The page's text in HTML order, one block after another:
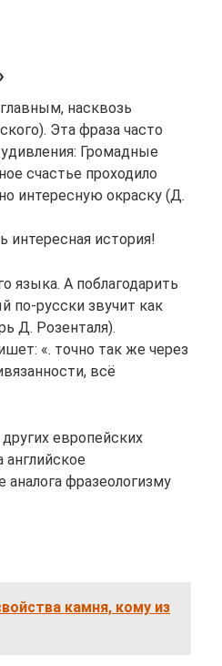
насквозь
Эта фраза часто
Громадные
счастье проходило
интересную окраску (Д.
интересная история!
языка. А поблагодарить
по-русски звучит как
Д. Розенталя).
«. точно так же через
всё
европейских
фразеологизму
камня, кому из